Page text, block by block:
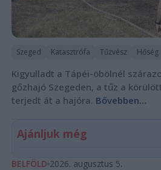
Szeged Katasztrófa Tűzvész Hőség
Kigyulladt a Tápéi-öbölnél
gőzhajó Szegeden, a tűz a
terjedt át a hajóra. Bővebben...
Ajánljuk még
BELFÖLD 2026. augusztus 5.